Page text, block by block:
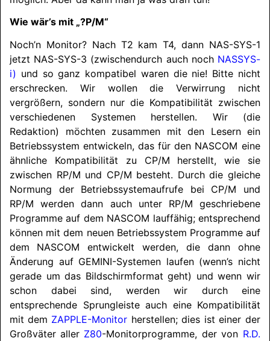
Wie wär’s mit „?P/M“
Noch’n Monitor? Nach T2 kam T4, dann NAS-SYS-1
jetzt NAS-SYS-3 (zwischendurch auch noch NASSYS-
i) und so ganz kompatibel waren die nie! Bitte nicht
erschrecken. Wir wollen die Verwirrung nicht
vergrößern, sondern nur die Kompatibilität zwischen
verschiedenen Systemen herstellen. Wir (die
Redaktion) möchten zusammen mit den Lesern ein
Betriebssystem entwickeln, das für den NASCOM eine
ähnliche Kompatibilität zu CP/M herstellt, wie sie
zwischen RP/M und CP/M besteht. Durch die gleiche
Normung der Betriebssystemaufrufe bei CP/M und
RP/M werden dann auch unter RP/M geschriebene
Programme auf dem NASCOM lauffähig; entsprechend
können mit dem neuen Betriebssystem Programme auf
dem NASCOM entwickelt werden, die dann ohne
Änderung auf GEMINI-Systemen laufen (wenn’s nicht
gerade um das Bildschirmformat geht) und wenn wir
schon dabei sind, werden wir durch eine
entsprechende Sprungleiste auch eine Kompatibilität
mit dem ZAPPLE-Monitor herstellen; dies ist einer der
Großväter aller Z80-Monitorprogramme, der von R.D.